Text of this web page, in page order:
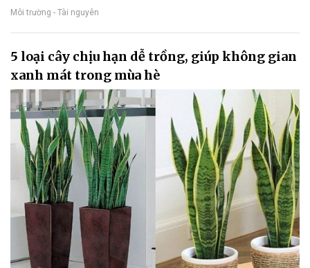
Môi trường - Tài nguyên
5 loại cây chịu hạn dễ trồng, giúp không gian
xanh mát trong mùa hè